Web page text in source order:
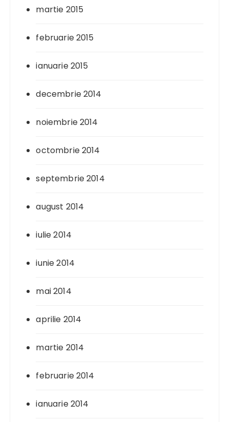
martie 2015
februarie 2015
ianuarie 2015
decembrie 2014
noiembrie 2014
octombrie 2014
septembrie 2014
august 2014
iulie 2014
iunie 2014
mai 2014
aprilie 2014
martie 2014
februarie 2014
ianuarie 2014